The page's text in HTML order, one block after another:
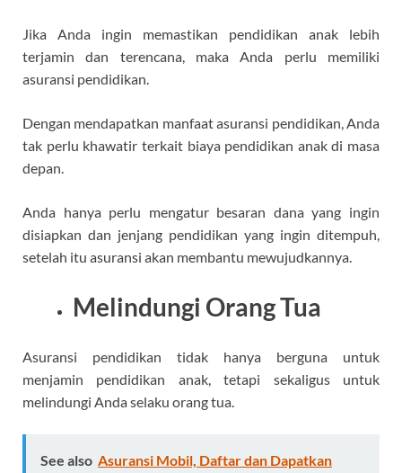
Jika Anda ingin memastikan pendidikan anak lebih
terjamin dan terencana, maka Anda perlu memiliki
asuransi pendidikan.
Dengan mendapatkan manfaat asuransi pendidikan, Anda
tak perlu khawatir terkait biaya pendidikan anak di masa
depan.
Anda hanya perlu mengatur besaran dana yang ingin
disiapkan dan jenjang pendidikan yang ingin ditempuh,
setelah itu asuransi akan membantu mewujudkannya.
Melindungi Orang Tua
Asuransi pendidikan tidak hanya berguna untuk
menjamin pendidikan anak, tetapi sekaligus untuk
melindungi Anda selaku orang tua.
See also Asuransi Mobil, Daftar dan Dapatkan